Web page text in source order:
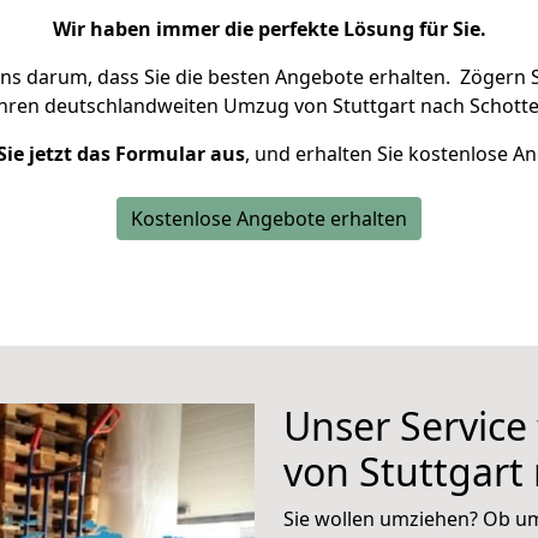
Wir haben immer die perfekte Lösung für Sie.
darum, dass Sie die besten Angebote erhalten. Zögern
deutschlandweiten Umzug von Stuttgart nach
jetzt das Formular aus, und erhalten Sie kostenlose
Kostenlose Angebote erhalten
Unser
von Stuttgart
Sie wollen umziehen? Ob